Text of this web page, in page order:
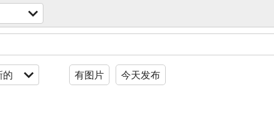
的 有图片 今天发布